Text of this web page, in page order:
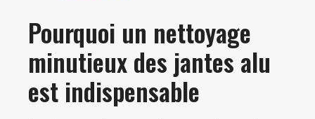
Pourquoi un nettoyage
minutieux des jantes alu
est indispensable